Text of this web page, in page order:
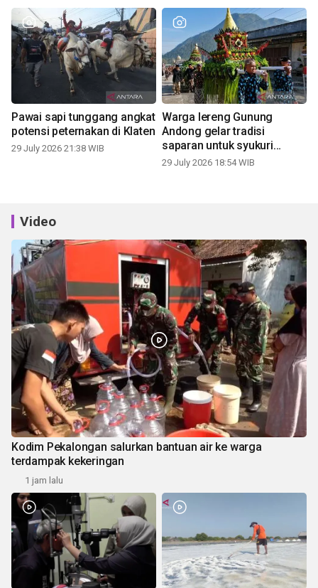
Pawai sapi tunggang angkat
potensi peternakan di Klaten
29 July 2026 21:38 WIB
Warga lereng Gunung
Andong gelar tradisi
saparan untuk syukuri
panen
29 July 2026 18:54 WIB
Video
Kodim Pekalongan salurkan bantuan air ke warga
terdampak kekeringan
1 jam lalu